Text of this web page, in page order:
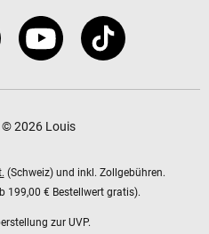
2026 Louis
(Schweiz) und inkl. Zollgebühren.
199,00 € Bestellwert gratis).
zur UVP.